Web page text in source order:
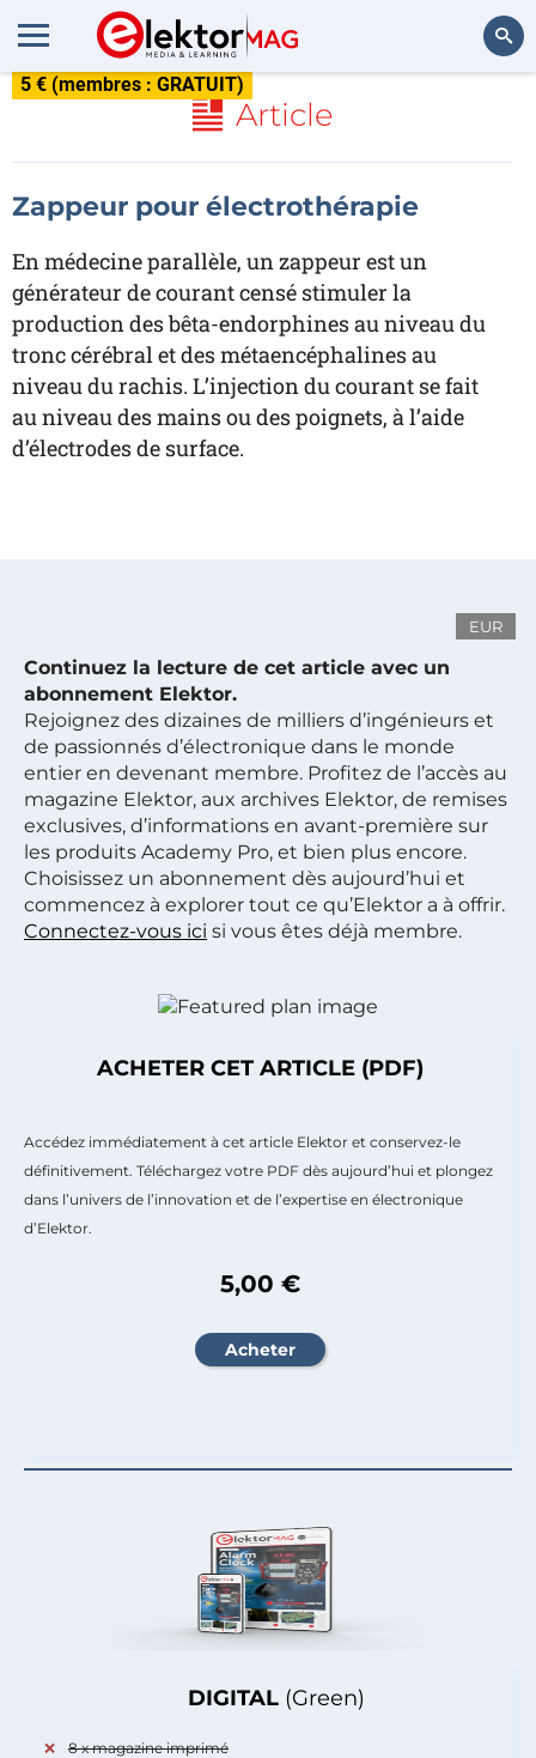
5 € (membres : GRATUIT)
Article
Zappeur pour électrothérapie
En médecine parallèle, un zappeur est un
générateur de courant censé stimuler la
production des bêta-endorphines au niveau du
tronc cérébral et des métaencéphalines au
niveau du rachis. L’injection du courant se fait
au niveau des mains ou des poignets, à l’aide
d’électrodes de surface.
EUR
Continuez la lecture de cet article avec un
abonnement Elektor.
Rejoignez des dizaines de milliers d’ingénieurs et
de passionnés d’électronique dans le monde
entier en devenant membre. Profitez de l’accès au
magazine Elektor, aux archives Elektor, de remises
exclusives, d’informations en avant-première sur
les produits Academy Pro, et bien plus encore.
Choisissez un abonnement dès aujourd’hui et
commencez à explorer tout ce qu’Elektor a à offrir.
Connectez-vous ici si vous êtes déjà membre.
DIGITAL (Green)
8 x magazine imprimé
ACHETER CET ARTICLE (PDF)
Accédez immédiatement à cet article Elektor et conservez-le
définitivement. Téléchargez votre PDF dès aujourd’hui et plongez
dans l’univers de l’innovation et de l’expertise en électronique
d’Elektor.
5,00 €